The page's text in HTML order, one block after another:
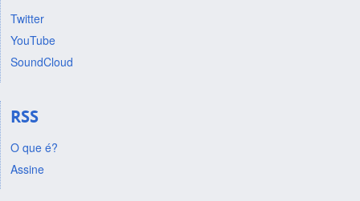
Twitter
YouTube
SoundCloud
RSS
O que é?
Assine